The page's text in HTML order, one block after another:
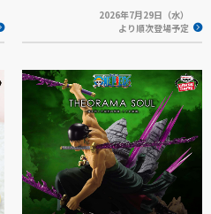
2026年7月29日（水）
より順次登場予定